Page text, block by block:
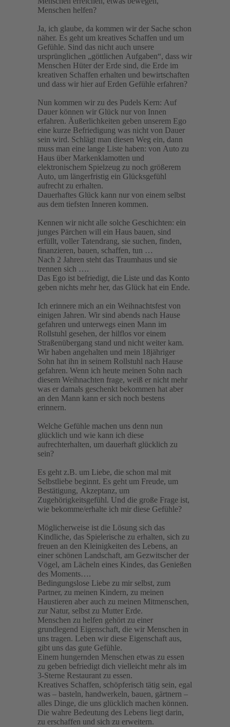
Menschen helfen?
Ja, ich glaube, da kommen wir der Sache schon
näher. Es geht um kreatives Schaffen und um
Gefühle. Sind das nicht auch unsere
ursprünglichen „göttlichen Aufgaben“, dass wir
Menschen Hüter der Erde sind, die Erde im
kreativen Schaffen erhalten und bewirtschaften
und dass wir hier auf Erden Gefühle erfahren?
Nun kommen wir zu des Pudels Kern: Auf
Dauer können wir Glück nur von Innen
erfahren. Äußerlichkeiten geben unserem Ego
eine kurze Befriedigung was nicht von Dauer
sein wird. Schlägt man diesen Weg ein, dann
muss man eine lange Liste haben: von Auto zu
Haus über Markenklamotten und
elektronischem Spielzeug zu noch größerem
Auto, um längerfristig ein Glücksgefühl
aufrecht zu erhalten.
Dauerhaftes Glück kann nur von einem selbst
aus dem tiefsten Inneren kommen.
Kennen wir nicht alle solche Geschichten: ein
junges Pärchen will ein Haus bauen, sind
erfüllt, voller Tatendrang, sie suchen, finden,
finanzieren, bauen, schaffen, tun …
Nach 2 Jahren steht das Traumhaus und sie
trennen sich ….
Das Ego ist befriedigt, die Liste und das Konto
geben nichts mehr her, das Glück hat ein Ende.
Ich erinnere mich an ein Weihnachtsfest von
einigen Jahren. Wir sind abends nach Hause
gefahren und unterwegs einen Mann im
Rollstuhl gesehen, der hilflos vor einem
Straßenübergang stand und nicht weiter kam.
Wir haben angehalten und mein 18jähriger
Sohn hat ihn in seinem Rollstuhl nach Hause
gefahren. Wenn ich heute meinen Sohn nach
diesem Weihnachten frage, weiß er nicht mehr
was er damals geschenkt bekommen hat aber
an den Mann kann er sich noch bestens
erinnern.
Welche Gefühle machen uns denn nun
glücklich und wie kann ich diese
aufrechterhalten, um dauerhaft glücklich zu
sein?
Es geht z.B. um Liebe, die schon mal mit
Selbstliebe beginnt. Es geht um Freude, um
Bestätigung, Akzeptanz, um
Zugehörigkeitsgefühl. Und die große Frage ist,
wie bekomme/erhalte ich mir diese Gefühle?
Möglicherweise ist die Lösung sich das
Kindliche, das Spielerische zu erhalten, sich zu
freuen an den Kleinigkeiten des Lebens, an
einer schönen Landschaft, am Gezwitscher der
Vögel, am Lächeln eines Kindes, das Genießen
des Moments….
Bedingungslose Liebe zu mir selbst, zum
Partner, zu meinen Kindern, zu meinen
Haustieren aber auch zu meinen Mitmenschen,
zur Natur, selbst zu Mutter Erde.
Menschen zu helfen gehört zu einer
grundlegend Eigenschaft, die wir Menschen in
uns tragen. Leben wir diese Eigenschaft aus,
gibt uns das gute Gefühle.
Einem hungernden Menschen etwas zu essen
zu geben befriedigt dich vielleicht mehr als im
3-Sterne Restaurant zu essen.
Kreatives Schaffen, schöpferisch tätig sein, egal
was – basteln, handwerkeln, bauen, gärtnern –
alles Dinge, die uns glücklich machen können.
Die wahre Bedeutung des Lebens liegt darin,
zu erschaffen und sich zu erweitern.